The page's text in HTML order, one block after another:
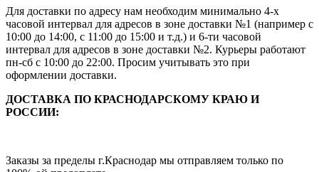
Для доставки по адресу нам необходим минимально 4-х
часовой интервал для адресов в зоне доставки №1 (например с
10:00 до 14:00, с 11:00 до 15:00 и т.д.) и 6-ти часовой
интервал для адресов в зоне доставки №2. Курьеры работают
пн-сб с 10:00 до 22:00. Просим учитывать это при
оформлении доставки.
ДОСТАВКА ПО КРАСНОДАРСКОМУ КРАЮ И
РОССИИ:
Заказы за пределы г.Краснодар мы отправляем только по